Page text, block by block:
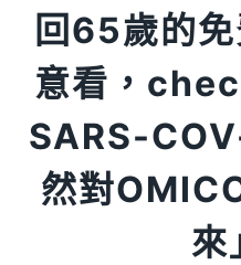
回65歲的
意看，
SARS-
然對
來